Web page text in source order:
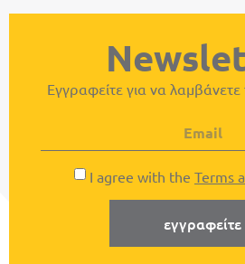
Εγγραφείτε για να
I agree with the Terms
εγγραφείτε